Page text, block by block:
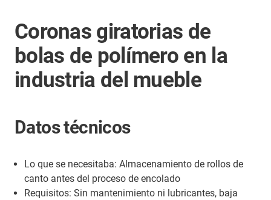
Coronas giratorias de
bolas de polímero en la
industria del mueble
Datos técnicos
Lo que se necesitaba: Almacenamiento de rollos de
canto antes del proceso de encolado
Requisitos: Sin mantenimiento ni lubricantes, baja